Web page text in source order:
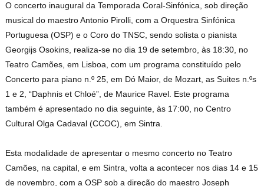
O concerto inaugural da Temporada Coral-Sinfónica, sob direção
musical do maestro Antonio Pirolli, com a Orquestra Sinfónica
Portuguesa (OSP) e o Coro do TNSC, sendo solista o pianista
Georgijs Osokins, realiza-se no dia 19 de setembro, às 18:30, no
Teatro Camões, em Lisboa, com um programa constituído pelo
Concerto para piano n.º 25, em Dó Maior, de Mozart, as Suites n.ºs
1 e 2, “Daphnis et Chloé”, de Maurice Ravel. Este programa
também é apresentado no dia seguinte, às 17:00, no Centro
Cultural Olga Cadaval (CCOC), em Sintra.
Esta modalidade de apresentar o mesmo concerto no Teatro
Camões, na capital, e em Sintra, volta a acontecer nos dias 14 e 15
de novembro, com a OSP sob a direção do maestro Joseph